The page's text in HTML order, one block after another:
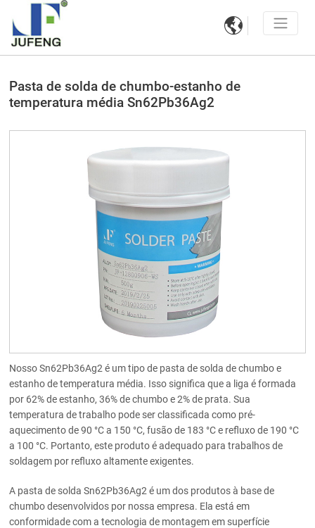

Pasta de solda de chumbo-estanho de
temperatura média Sn62Pb36Ag2
Nosso Sn62Pb36Ag2 é um tipo de pasta de solda de chumbo e
estanho de temperatura média. Isso significa que a liga é formada
por 62% de estanho, 36% de chumbo e 2% de prata. Sua
temperatura de trabalho pode ser classificada como pré-
aquecimento de 90 °C a 150 °C, fusão de 183 °C e refluxo de 190 °C
a 100 °C. Portanto, este produto é adequado para trabalhos de
soldagem por refluxo altamente exigentes.
A pasta de solda Sn62Pb36Ag2 é um dos produtos à base de
chumbo desenvolvidos por nossa empresa. Ela está em
conformidade com a tecnologia de montagem em superfície